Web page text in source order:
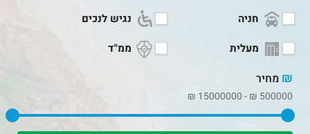
חניה
נגיש לנכים
מעלית
ממ"ד
₪ מחיר
500000
₪
-
15000000
₪